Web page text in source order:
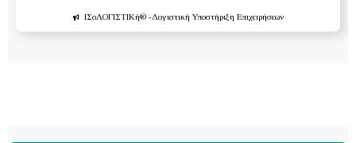
ΙΣοΛΟΓΙΣΤΙΚή®-Λογιστική Υποστήριξη Επιχειρήσεων